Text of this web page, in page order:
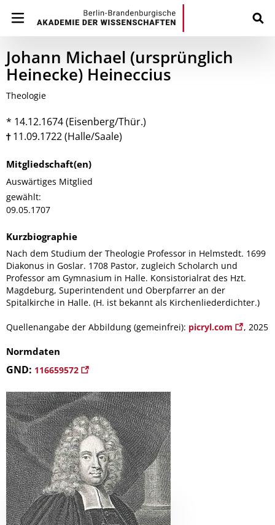
Johann Michael (ursprünglich
Heinecke) Heineccius
Theologie
* 14.12.1674 (Eisenberg/Thür.)
11.09.1722 (Halle/Saale)
Mitgliedschaft(en)
Auswärtiges Mitglied
gewählt:
09.05.1707
Kurzbiographie
Nach dem Studium der Theologie Professor in Helmstedt. 1699
Diakonus in Goslar. 1708 Pastor, zugleich Scholarch und
Professor am Gymnasium in Halle. Konsistorialrat des Hzt.
Magdeburg, Superintendent und Oberpfarrer an der
Spitalkirche in Halle. (H. ist bekannt als Kirchenliederdichter.)
Quellenangabe der Abbildung (gemeinfrei): picryl.com , 2025
Normdaten
GND: 116659572